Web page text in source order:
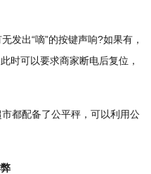
出“嘀”的按键声响?如果有，
时可以要求商家断电后复位，
都配备了公平秤，可以利用公